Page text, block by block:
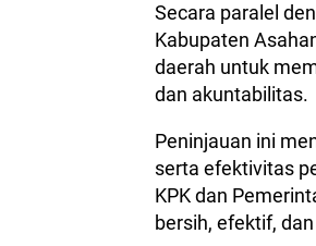
Secara paralel
Kabupaten
daerah untuk
dan akuntabilitas.
Peninjauan ini
serta efektivitas
KPK dan
bersih, efektif,